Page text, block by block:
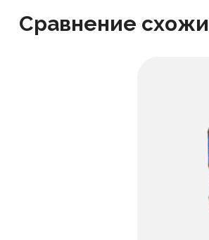
Сравнение